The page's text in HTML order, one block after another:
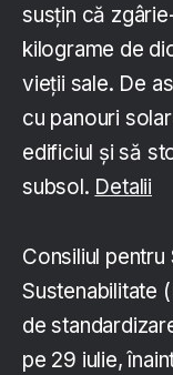
susțin că
kilograme de
vieții sale. De
cu panouri
edificiul și să
subsol. Detalii
Consiliul pentru
Sustenabilitate
de
pe 29 iulie,